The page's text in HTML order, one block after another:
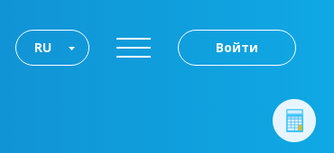
Войти
RU